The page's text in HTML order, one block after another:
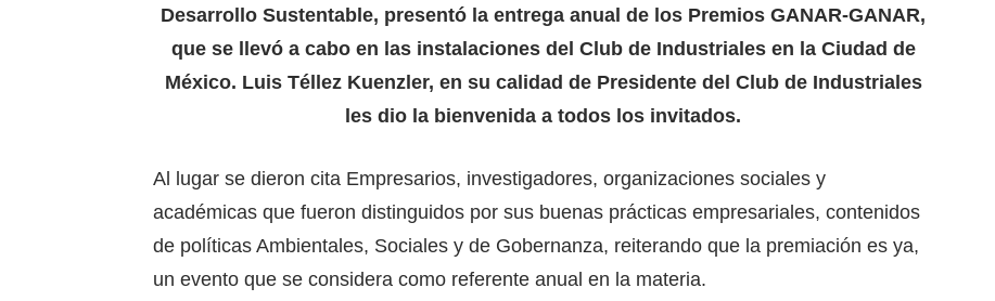
Desarrollo Sustentable, presentó la entrega anual de los Premios GANAR-GANAR,
que se llevó a cabo en las instalaciones del Club de Industriales en la Ciudad de
México. Luis Téllez Kuenzler, en su calidad de Presidente del Club de Industriales
les dio la bienvenida a todos los invitados.
Al lugar se dieron cita Empresarios, investigadores, organizaciones sociales y
académicas que fueron distinguidos por sus buenas prácticas empresariales, contenidos
de políticas Ambientales, Sociales y de Gobernanza, reiterando que la premiación es ya,
un evento que se considera como referente anual en la materia.